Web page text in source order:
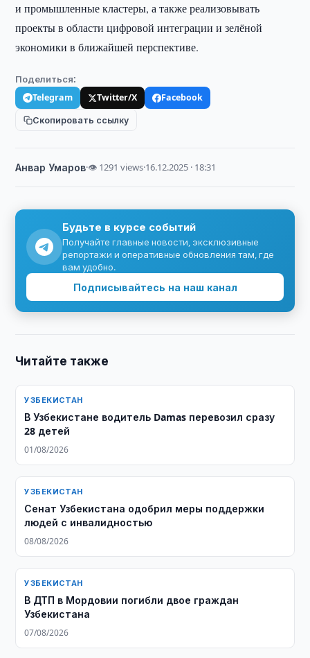
и промышленные кластеры, а также реализовывать
проекты в области цифровой интеграции и зелёной
экономики в ближайшей перспективе.
Поделиться:
Telegram Twitter/X
Facebook
Скопировать ссылку
Анвар Умаров·👁 1291 views·16.12.2025 · 18:31
Будьте в курсе событий
Получайте главные новости, эксклюзивные
репортажи и оперативные обновления там, где
вам удобно.
Подписывайтесь на наш канал
Читайте также
УЗБЕКИСТАН
В Узбекистане водитель Damas перевозил сразу
28 детей
01/08/2026
УЗБЕКИСТАН
Сенат Узбекистана одобрил меры поддержки
людей с инвалидностью
08/08/2026
УЗБЕКИСТАН
В ДТП в Мордовии погибли двое граждан
Узбекистана
07/08/2026